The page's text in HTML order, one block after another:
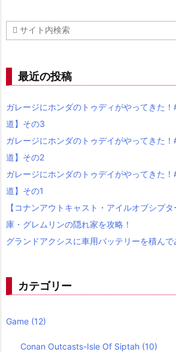
最近の投稿
ガレージにホンダのトゥディがやってきた
道】その3
ガレージにホンダのトゥデイがやってきた
道】その2
ガレージにホンダのトゥデイがやってきた
道】その1
【コナンアウトキャスト・アイルオブシプ
庫・グレムリンの隠れ家を攻略！
グランドアクシスに車用バッテリーを積んで
カテゴリー
Game (12)
Conan Outcasts-Isle Of Siptah (10)